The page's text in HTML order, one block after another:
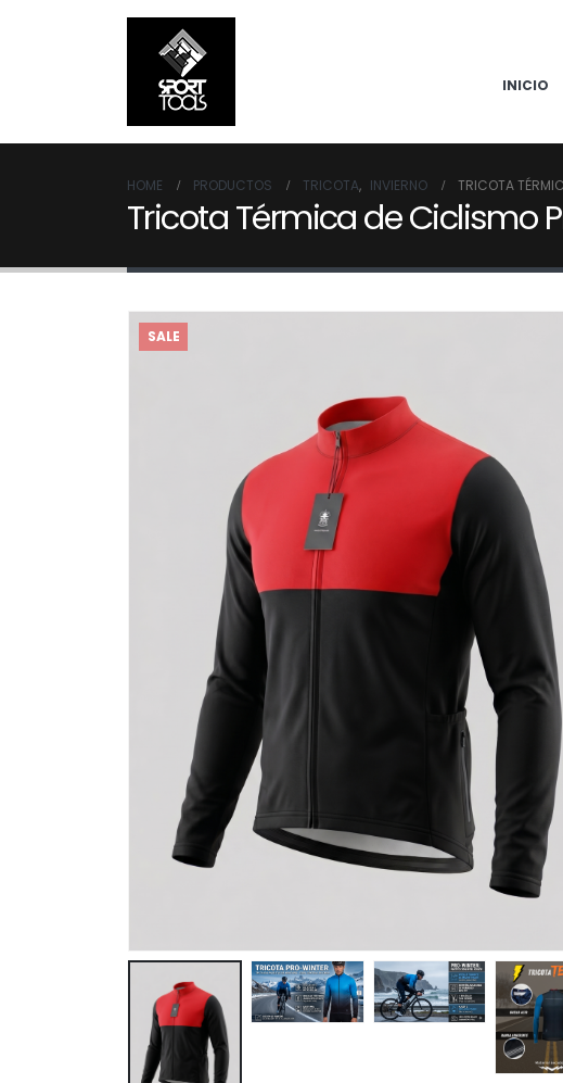
INICIO
HOME PRODUCTOS TRICOTA, INVIERNO TRICOTA
Tricota Térmica de Ciclismo
SALE